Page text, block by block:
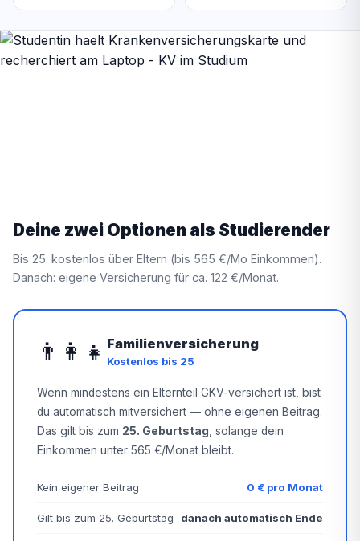
Deine zwei Optionen als Studierender
Bis 25: kostenlos über Eltern (bis 565 €/Mo Einkommen).
Danach: eigene Versicherung für ca. 122 €/Monat.
👨‍👩‍👧 Familienversicherung
Kostenlos bis 25
Wenn mindestens ein Elternteil GKV-versichert ist, bist
du automatisch mitversichert — ohne eigenen Beitrag.
Das gilt bis zum 25. Geburtstag , solange dein
Einkommen unter 565 €/Monat bleibt.
Kein eigener Beitrag 0 € pro Monat
Gilt bis zum 25. Geburtstag danach automatisch Ende